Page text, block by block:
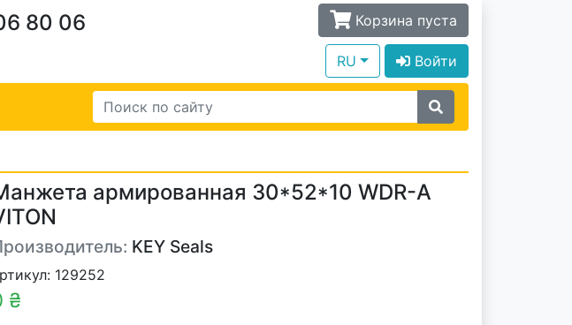
80 06 Корзина пуста
RU Войти
армированная 30*52*10 WDR-A
KEY Seals
129252
₴